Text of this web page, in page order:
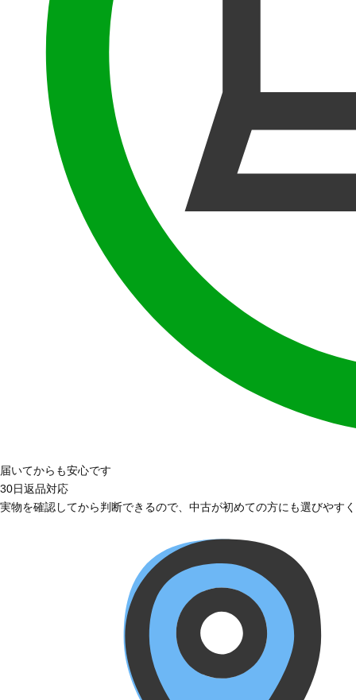
届いてからも安心です
30日返品対応
実物を確認してから判断できるので、中古が初めての方にも選びやす